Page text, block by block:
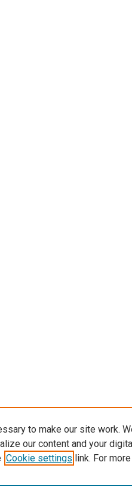
to make our site work.
our content and your
Cookie settings link. For